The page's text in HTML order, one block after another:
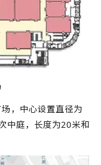
，中心设置直径为
中庭，长度为20米和